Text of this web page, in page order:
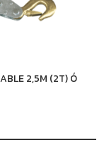
2,5M (2T) Ó